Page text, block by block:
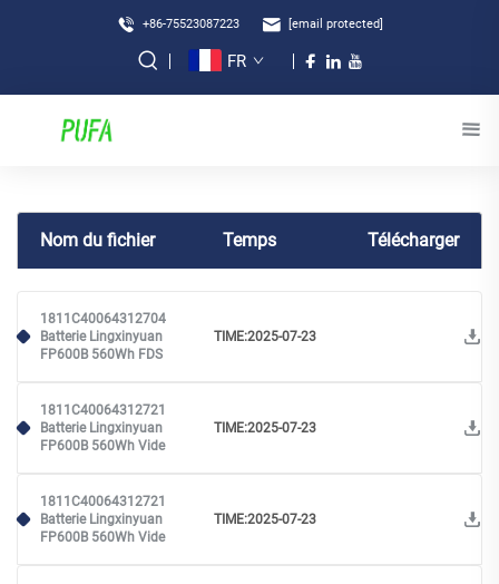
+86-75523087223 [email protected]
FR
Nom du fichier Temps Télécharger
1811C40064312704
Batterie Lingxinyuan
FP600B 560Wh FDS
TIME:2025-07-23
1811C40064312721
Batterie Lingxinyuan
FP600B 560Wh Vide
TIME:2025-07-23
1811C40064312721
Batterie Lingxinyuan
FP600B 560Wh Vide
TIME:2025-07-23